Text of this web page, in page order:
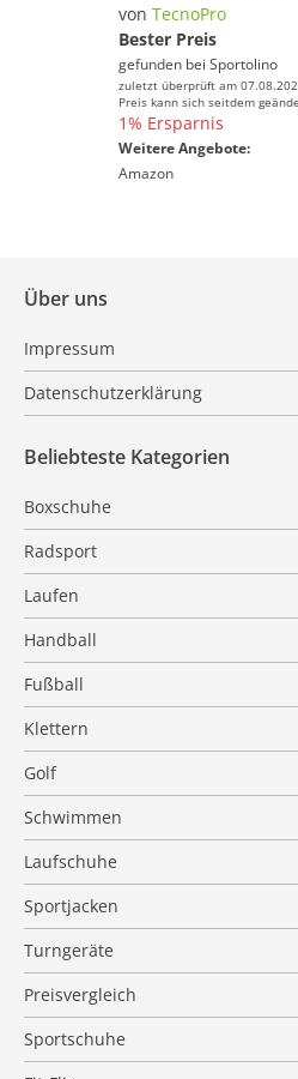
von TecnoPro
Bester Preis
gefunden bei Sportolino
zuletzt überprüft am
Preis kann sich seitdem
1% Ersparnis
Weitere Angebote:
Amazon
Über uns
Impressum
Datenschutzerklärung
Beliebteste Kategorien
Boxschuhe
Radsport
Laufen
Handball
Fußball
Klettern
Golf
Schwimmen
Laufschuhe
Sportjacken
Turngeräte
Preisvergleich
Sportschuhe